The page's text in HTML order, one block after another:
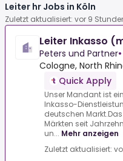
Leiter hr Jobs in Köln
Zuletzt aktualisiert: vor 9
Leiter Inkasso
Peters und Partner•
Cologne, North
Quick Apply
Unser Mandant ist
Inkasso-
deutschen
Märkten seit
un... Mehr anzeigen
Zuletzt aktualisiert: